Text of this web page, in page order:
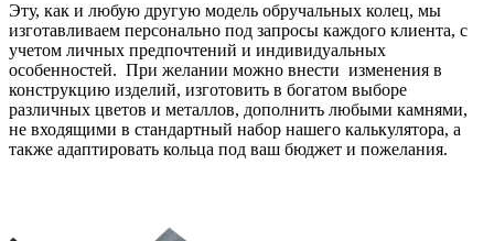
Эту, как и любую другую модель обручальных колец, мы
изготавливаем персонально под запросы каждого клиента, с
учетом личных предпочтений и индивидуальных
особенностей. При желании можно внести изменения в
конструкцию изделий, изготовить в богатом выборе
различных цветов и металлов, дополнить любыми камнями,
не входящими в стандартный набор нашего калькулятора, а
также адаптировать кольца под ваш бюджет и пожелания.